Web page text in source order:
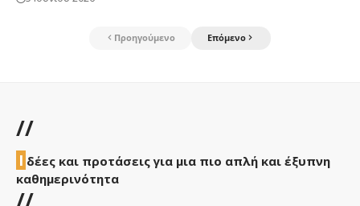
Προηγούμενο Επόμενο
//
Ι δέες και προτάσεις για μια πιο απλή και έξυπνη
καθημερινότητα
//